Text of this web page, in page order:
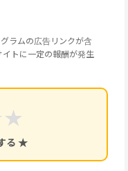
ラムの広告リンクが含
トに一定の報酬が発生
★
る ★